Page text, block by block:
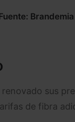
Brandemia
renovado sus
de fibra